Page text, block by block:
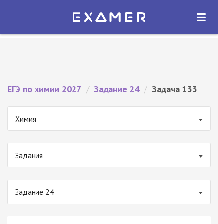
Экзамер — ЕГЭ 2027
ОТКРЫТЬ
ЕГЭ по химии 2027 / Задание 24 / Задача 133
Химия
Задания
Задание 24